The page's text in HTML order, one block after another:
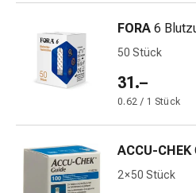
Unreine
Fieberblasen
Hautausschlag
Akne
Aus
Pflanzenknospen
FORA 6
50 Stück
31.–
0.62 / 1 Stück
ACCU-CHEK
2 × 50 Stück